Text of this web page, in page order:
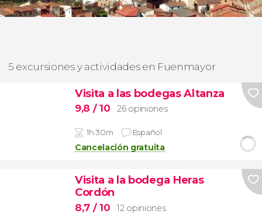
5 excursiones y actividades en Fuenmayor
Visita a las bodegas Altanza
9,8 / 10 26 opiniones
1h 30m Español
Cancelación gratuita
Visita a la bodega Heras
Cordón
8,7 / 10 12 opiniones